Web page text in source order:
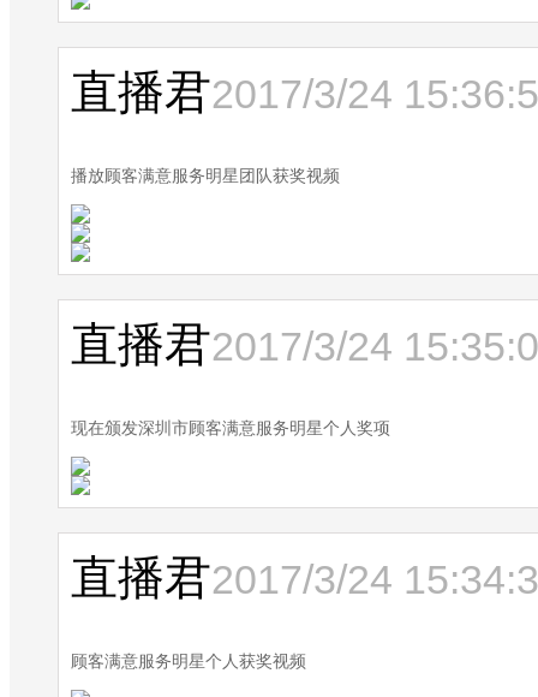
直播君2017/3/24
播放顾客满意服务明星团队获奖视频
直播君2017/3/24
现在颁发深圳市顾客满意服务明星个人奖项
直播君2017/3/24
顾客满意服务明星个人获奖视频